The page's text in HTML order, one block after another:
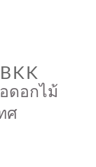
ดอกไม้
ศ